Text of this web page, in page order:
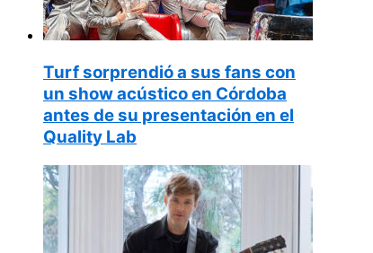
Turf sorprendió a sus fans con
un show acústico en Córdoba
antes de su presentación en el
Quality Lab